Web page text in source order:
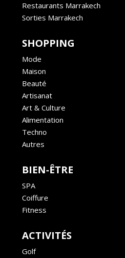
Restaurants Marrakech
Sorties Marrakech
SHOPPING
Mode
Maison
Beauté
Artisanat
Art & Culture
Alimentation
Techno
Autres
BIEN-ÊTRE
SPA
Coiffure
Fitness
ACTIVITÉS
Golf